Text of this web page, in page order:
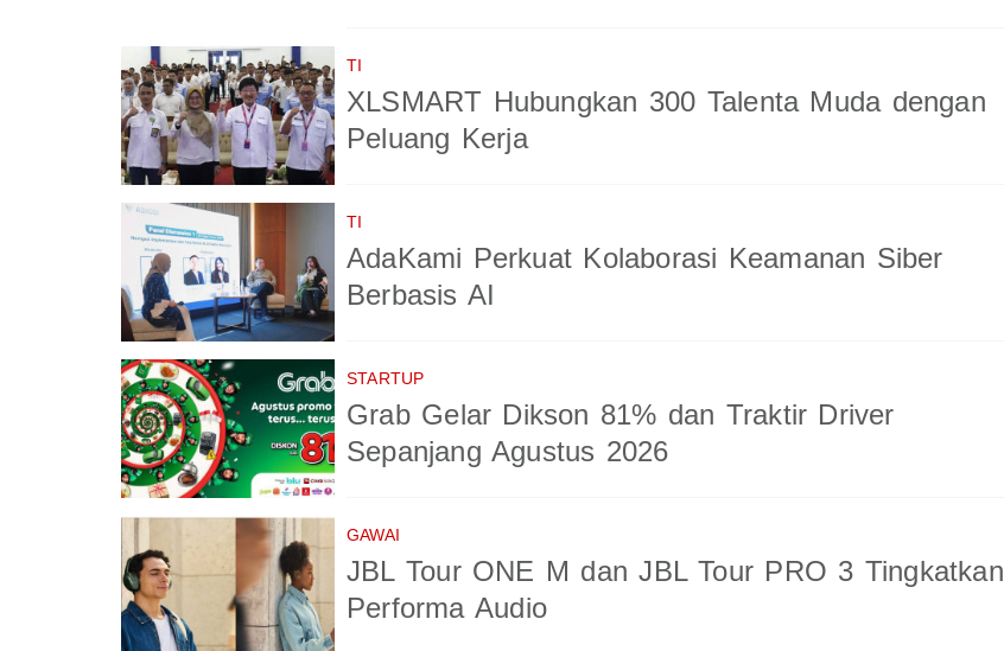
TI
XLSMART Hubungkan 300 Talenta Muda dengan
Peluang Kerja
TI
AdaKami Perkuat Kolaborasi Keamanan Siber
Berbasis AI
STARTUP
Grab Gelar Dikson 81% dan Traktir Driver
Sepanjang Agustus 2026
GAWAI
JBL Tour ONE M dan JBL Tour PRO 3 Tingkatkan
Performa Audio